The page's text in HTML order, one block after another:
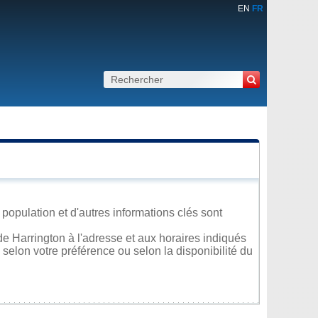
EN FR
et d'autres informations clés sont
Harrington à l'adresse et aux horaires indiqués
votre préférence ou selon la disponibilité du